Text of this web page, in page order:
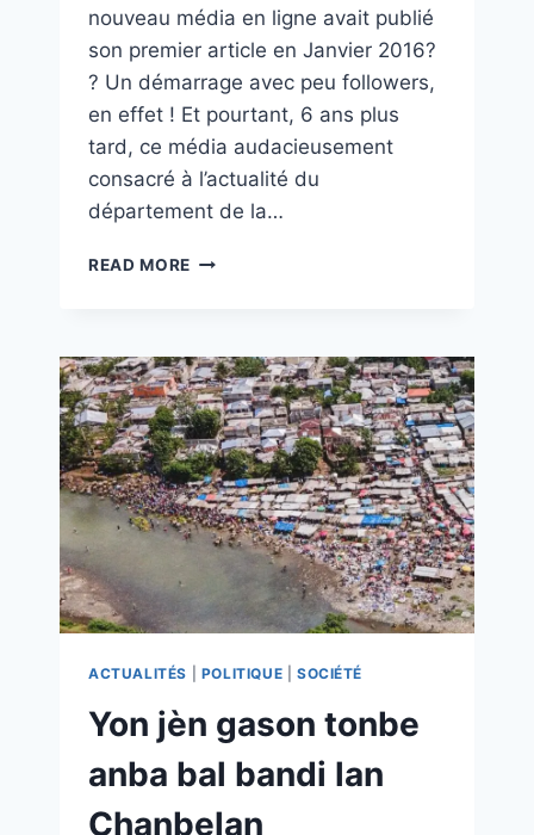
nouveau média en ligne avait publié
son premier article en Janvier 2016?
? Un démarrage avec peu followers,
en effet ! Et pourtant, 6 ans plus
tard, ce média audacieusement
consacré à l’actualité du
département de la…
READ MORE
ACTUALITÉS POLITIQUE SOCIÉTÉ
Yon jèn gason tonbe
anba bal bandi lan
Chanbelan